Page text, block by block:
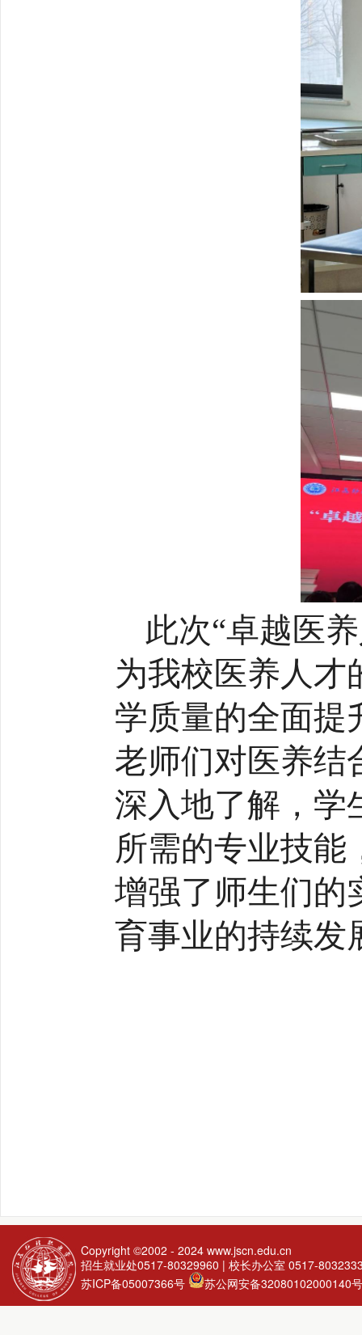
此次“卓越医
为我校医养人才
学质量的全面提
老师们对医养结
深入地了解，学
所需的专业技能
增强了师生们的
育事业的持续发
Copyright ©2002 - 2024 www.jscn.edu.cn
招生就业处0517-80329960 | 校长办公室 0517-
苏ICP备05007366号
苏公网安备32080102000140号